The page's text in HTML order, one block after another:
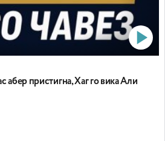
абер пристигна, Хаг го вика Али